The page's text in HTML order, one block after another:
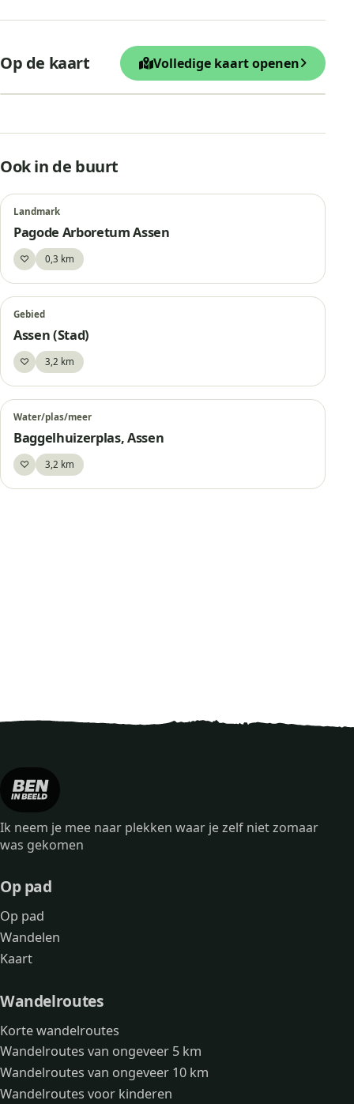
Op de kaart Volledige kaart openen
Uitkijktoren Arboretum Assen
−
Ook in de buurt
Landmark
Pagode Arboretum Assen
♡Bewaar0,3 km
Gebied
Assen (Stad)
♡Bewaar3,2 km
Water/plas/meer
Baggelhuizerplas, Assen
♡Bewaar3,2 km
Ik neem je mee naar plekken waar je zelf niet zomaar
was gekomen
Op pad
Op pad
Wandelen
Kaart
Wandelroutes
Korte wandelroutes
Wandelroutes van ongeveer 5 km
Wandelroutes van ongeveer 10 km
Wandelroutes voor kinderen